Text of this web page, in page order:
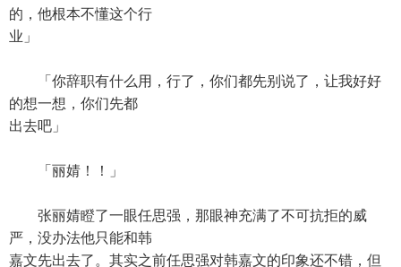
的，他根本不懂这个行
业」
「你辞职有什么用，行了，你们都先别说了，让我好好
的想一想，你们先都
出去吧」
「丽婧！！」
张丽婧瞪了一眼任思强，那眼神充满了不可抗拒的威
严，没办法他只能和韩
嘉文先出去了。其实之前任思强对韩嘉文的印象还不错，但